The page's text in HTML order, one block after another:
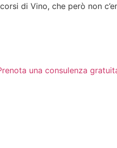
di Vino, che però non
una consulenza